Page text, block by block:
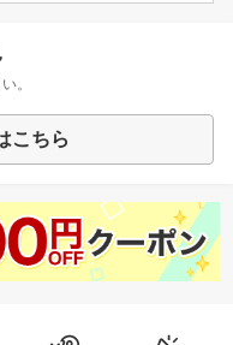
。
こちら